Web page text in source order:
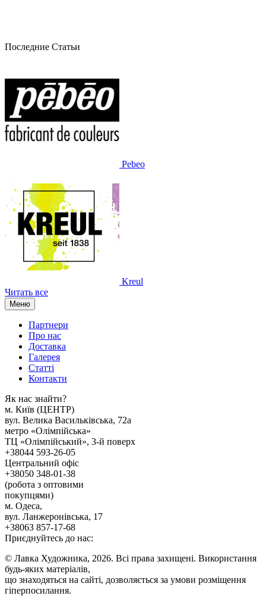
Последние Статьи
Pebeo
Kreul
Читать все
Меню
Партнери
Про нас
Доставка
Галерея
Статтi
Контакти
Як наc знайти?
м. Киïв (ЦЕНТР)
вул. Велика Васильківська, 72а
метро «Олімпійська»
ТЦ «Олімпійський», 3-й поверх
+38044 593-26-05
Центральний офіс
+38050 348-01-38
(робота з оптовими
покупцями)
м. Одеса,
вул. Ланжеронівська, 17
+38063 857-17-68
Приєднуйтесь до нас:
© Лавка Художника, 2026. Всі права захищені. Використання
будь-яких матеріалів,
що знаходяться на сайті, дозволяється за умови розміщення
гіперпосилання.